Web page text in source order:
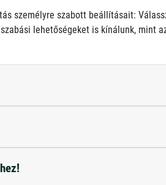
személyre szabott beállításait:
lehetőségeket is kínálunk, mint